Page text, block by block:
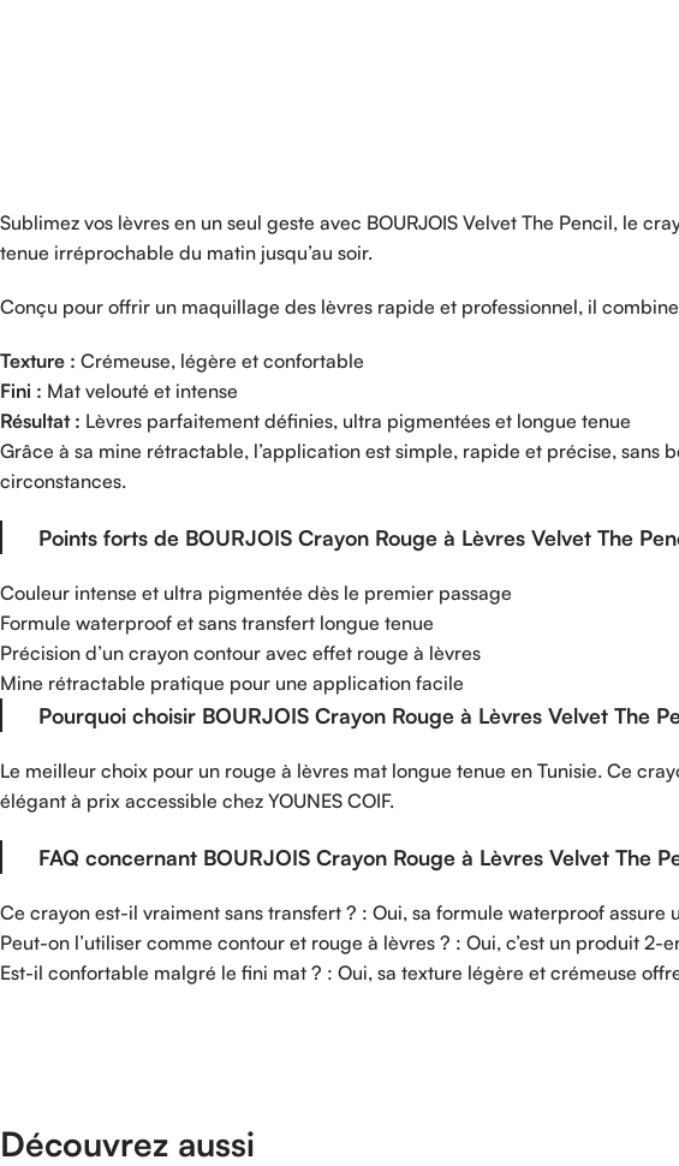
Sublimez vos lèvres en un seul geste avec BOURJOIS Velvet The Pencil, le
tenue irréprochable du matin jusqu’au soir.
Conçu pour offrir un maquillage des lèvres rapide et professionnel, il
Texture : Crémeuse, légère et confortable
Fini : Mat velouté et intense
Résultat : Lèvres parfaitement définies, ultra pigmentées et longue tenue
Grâce à sa mine rétractable, l’application est simple, rapide et précise,
circonstances.
Points forts de BOURJOIS Crayon Rouge à Lèvres Velvet The
Couleur intense et ultra pigmentée dès le premier passage
Formule waterproof et sans transfert longue tenue
Précision d’un crayon contour avec effet rouge à lèvres
Mine rétractable pratique pour une application facile
Pourquoi choisir BOURJOIS Crayon Rouge à Lèvres Velvet The
Le meilleur choix pour un rouge à lèvres mat longue tenue en Tunisie. Ce
élégant à prix accessible chez YOUNES COIF.
FAQ concernant BOURJOIS Crayon Rouge à Lèvres Velvet The
Ce crayon est-il vraiment sans transfert ? : Oui, sa formule waterproof
Peut-on l’utiliser comme contour et rouge à lèvres ? : Oui, c’est un produit
Est-il confortable malgré le fini mat ? : Oui, sa texture légère et crémeuse
Découvrez aussi